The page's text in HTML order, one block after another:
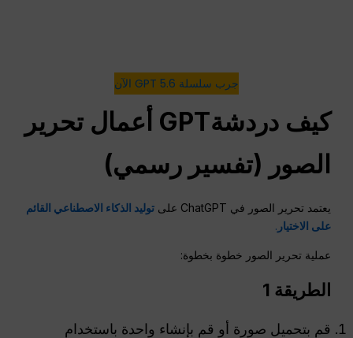
جرب سلسلة GPT 5.6 الآن
كيفدردشةGPT
أعمال تحرير
الصور (تفسير رسمي)
يعتمد تحرير الصور في ChatGPT على
توليد الذكاء الاصطناعي القائم
على الاختيار .
عملية تحرير الصور خطوة بخطوة:
الطريقة 1
قم بتحميل صورة أو قم بإنشاء واحدة باستخدام